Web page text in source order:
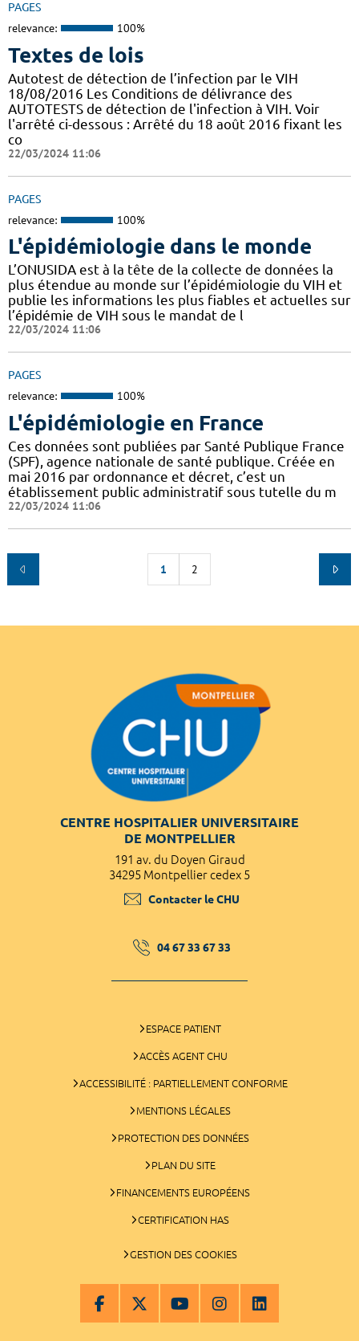
PAGES
relevance: 100%
Textes de lois
Autotest de détection de l’infection par le VIH
18/08/2016 Les Conditions de délivrance des
AUTOTESTS de détection de l'infection à VIH. Voir
l'arrêté ci-dessous : Arrêté du 18 août 2016 fixant les
co
22/03/2024 11:06
PAGES
relevance: 100%
L'épidémiologie dans le monde
L’ONUSIDA est à la tête de la collecte de données la
plus étendue au monde sur l’épidémiologie du VIH et
publie les informations les plus fiables et actuelles sur
l’épidémie de VIH sous le mandat de l
22/03/2024 11:06
PAGES
relevance: 100%
L'épidémiologie en France
Ces données sont publiées par Santé Publique France
(SPF), agence nationale de santé publique. Créée en
mai 2016 par ordonnance et décret, c’est un
établissement public administratif sous tutelle du m
22/03/2024 11:06
1 2
CENTRE HOSPITALIER UNIVERSITAIRE
DE MONTPELLIER
191 av. du Doyen Giraud
34295 Montpellier cedex 5
Contacter le CHU
04 67 33 67 33
ESPACE PATIENT
ACCÈS AGENT CHU
ACCESSIBILITÉ : PARTIELLEMENT CONFORME
MENTIONS LÉGALES
PROTECTION DES DONNÉES
PLAN DU SITE
FINANCEMENTS EUROPÉENS
CERTIFICATION HAS
GESTION DES COOKIES